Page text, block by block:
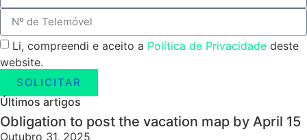
Li, compreendi e aceito a Política de Privacidade deste
website.
SOLICITAR
Últimos artigos
Obligation to post the vacation map by April 15
Outubro 31, 2025